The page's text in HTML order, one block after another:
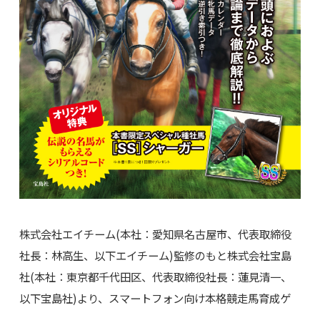
株式会社エイチーム(本社：愛知県名古屋市、代表取締役
社長：林高生、以下エイチーム)監修のもと株式会社宝島
社(本社：東京都千代田区、代表取締役社長：蓮見清一、
以下宝島社)より、スマートフォン向け本格競走馬育成ゲ